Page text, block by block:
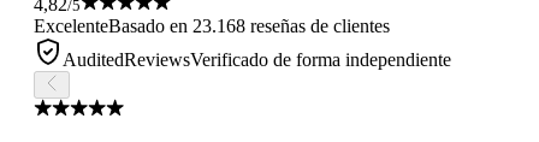
/5
ExcelenteBasado en 23.168 reseñas de clientes
AuditedReviewsVerificado de forma independiente